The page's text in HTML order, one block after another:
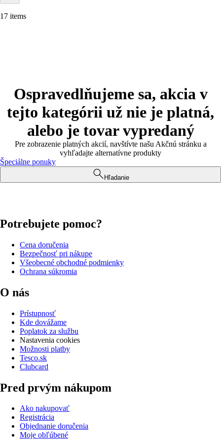
17 items
Ospravedlňujeme sa, akcia v
tejto kategórii už nie je platná,
alebo je tovar vypredaný
Pre zobrazenie platných akcií, navštívte našu Akčnú stránku a
vyhľadajte alternatívne produkty
Špeciálne ponuky
Hľadanie
Potrebujete pomoc?
Cena doručenia
Bezpečnosť pri nákupe
Všeobecné obchodné podmienky
Ochrana súkromia
O nás
Prístupnosť
Kde dovážame
Poplatok za službu
Nastavenia cookies
Možnosti platby
Tesco.sk
Clubcard
Pred prvým nákupom
Ako nakupovať
Registrácia
Objednanie doručenia
Moje obľúbené